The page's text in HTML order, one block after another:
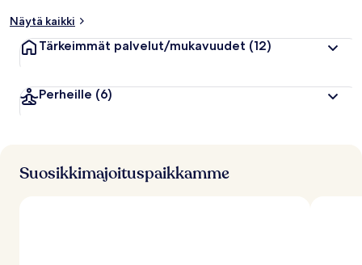
Näytä kaikki
Tärkeimmät palvelut/mukavuudet (12)
Perheille (6)
Suosikkimajoituspaikkamme